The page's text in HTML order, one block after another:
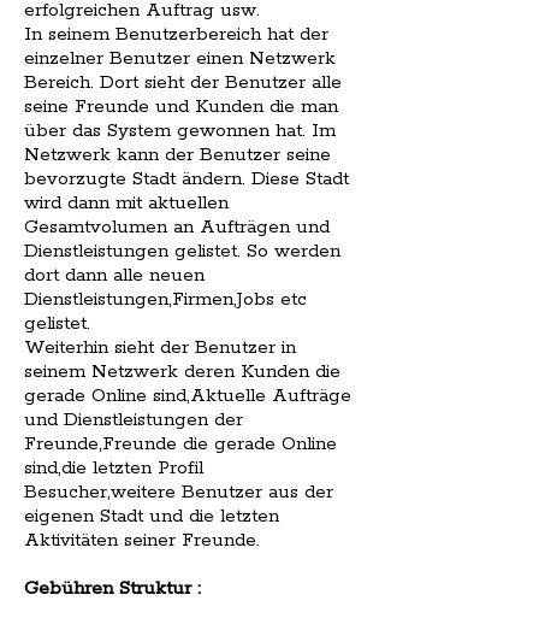
erfolgreichen Auftrag usw.
In seinem Benutzerbereich hat der
einzelner Benutzer einen Netzwerk
Bereich. Dort sieht der Benutzer alle
seine Freunde und Kunden die man
über das System gewonnen hat. Im
Netzwerk kann der Benutzer seine
bevorzugte Stadt ändern. Diese Stadt
wird dann mit aktuellen
Gesamtvolumen an Aufträgen und
Dienstleistungen gelistet. So werden
dort dann alle neuen
Dienstleistungen,Firmen,Jobs etc
gelistet.
Weiterhin sieht der Benutzer in
seinem Netzwerk deren Kunden die
gerade Online sind,Aktuelle Aufträge
und Dienstleistungen der
Freunde,Freunde die gerade Online
sind,die letzten Profil
Besucher,weitere Benutzer aus der
eigenen Stadt und die letzten
Aktivitäten seiner Freunde.
Gebühren Struktur :